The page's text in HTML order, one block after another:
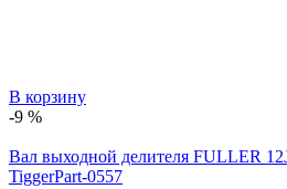
В корзину
-9 %
Вал выходной делителя FULLER
TiggerPart-0557